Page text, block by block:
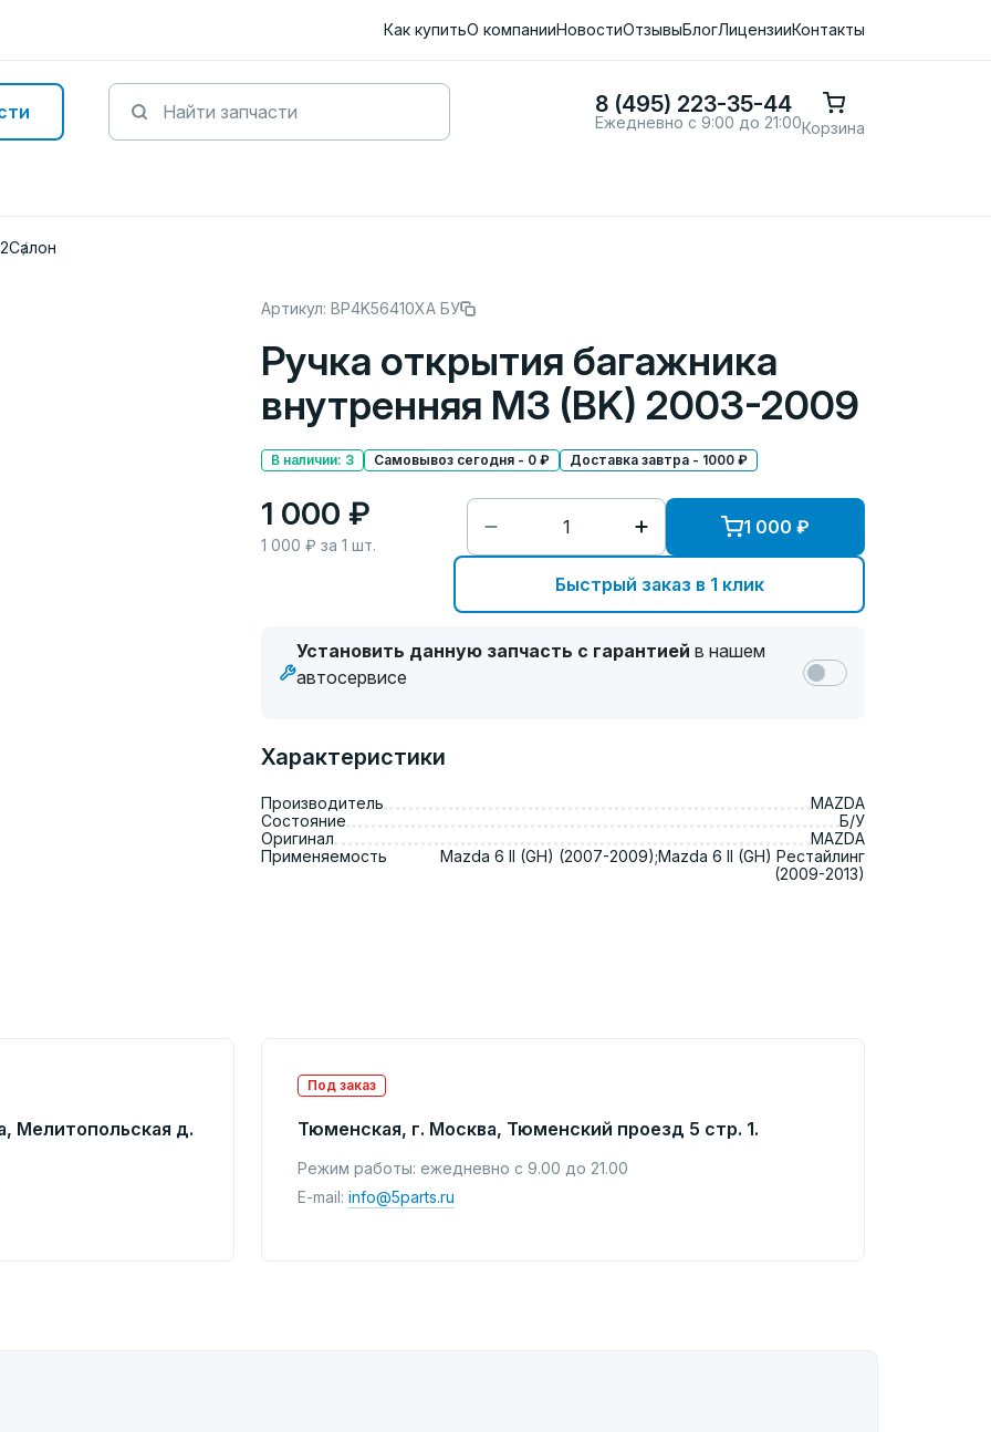
Как купитьО компанииНовостиОтзывыБлогЛицензииКонтакты
8 (495) 223-35-44
Ежедневно с 9:00 до 21:00Корзина
Салон
Артикул: BP4K56410XA БУ
Ручка открытия багажника
внутренняя M3 (BK) 2003-2009
В наличии: 3 Самовывоз сегодня - 0 ₽ Доставка завтра - 1000 ₽
1 000 ₽
1 000 ₽ за 1 шт.
Быстрый заказ в 1 клик
1 000 ₽
Установить данную запчасть с гарантией в нашем
автосервисе
Характеристики
Производитель
MAZDA
Состояние
Б/У
Оригинал
MAZDA
Применяемость
Mazda 6 II (GH) (2007-2009);Mazda 6 II (GH) Рестайлинг
(2009-2013)
Мелитопольская д.
Под заказ
Тюменская, г. Москва, Тюменский проезд 5 стр. 1.
Режим работы: ежедневно с 9.00 до 21.00
E-mail: info@5parts.ru